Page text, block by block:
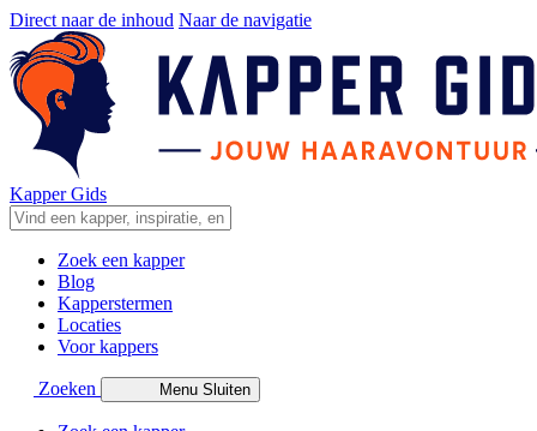
Direct naar de inhoud Naar de navigatie
Kapper Gids
Zoek een kapper
Blog
Kapperstermen
Locaties
Voor kappers
Zoeken Menu Sluiten